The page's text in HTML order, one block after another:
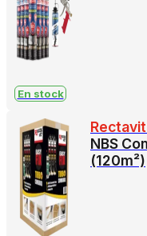
En stock
Rectavit
NBS
(120m²)